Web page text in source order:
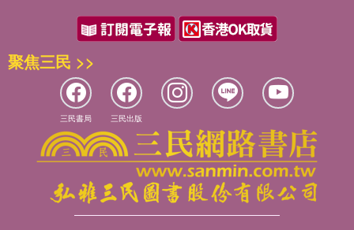
聚焦三民 >>
三民書局 三民出版